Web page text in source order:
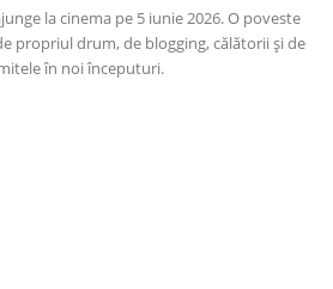
la cinema pe 5 iunie 2026. O poveste
propriul drum, de blogging, călătorii și de
în noi începuturi.